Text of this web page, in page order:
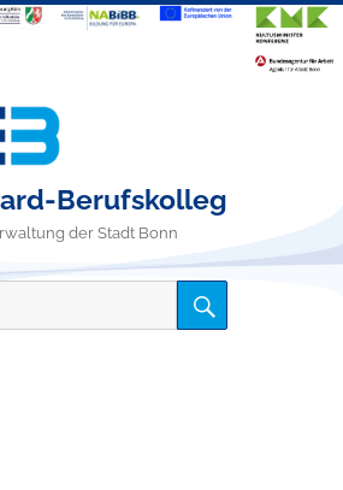
Berufskolleg
der Stadt Bonn
SUCHE